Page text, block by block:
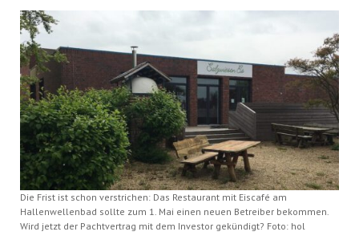
Die Frist ist schon verstrichen: Das Restaurant mit Eiscafé am
Hallenwellenbad sollte zum 1. Mai einen neuen Betreiber bekommen.
Wird jetzt der Pachtvertrag mit dem Investor gekündigt? Foto: hol